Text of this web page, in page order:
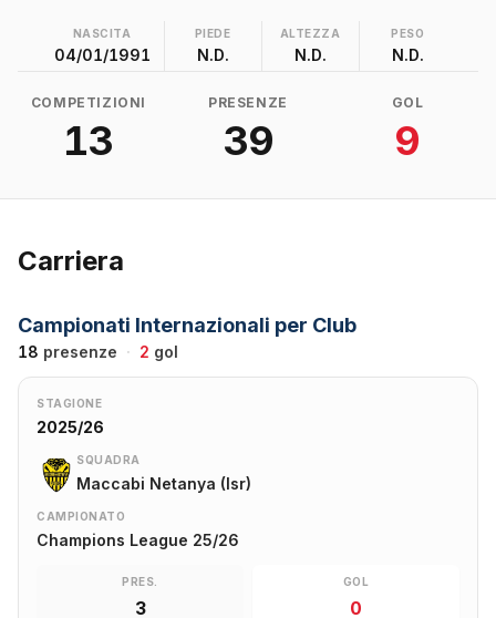
NASCITA
04/01/1991
PIEDE
N.D.
ALTEZZA
N.D.
PESO
N.D.
COMPETIZIONI
13
PRESENZE
39
GOL
9
Carriera
Campionati Internazionali per Club
18 presenze · 2 gol
STAGIONE
2025/26
SQUADRA
Maccabi Netanya (Isr)
CAMPIONATO
Champions League 25/26
PRES.
3
GOL
0